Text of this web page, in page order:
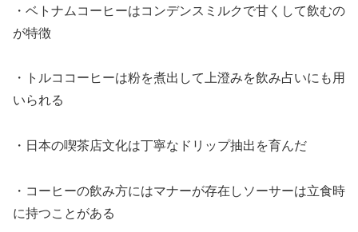
・ベトナムコーヒーはコンデンスミルクで甘くして飲むの
が特徴
・トルココーヒーは粉を煮出して上澄みを飲み占いにも用
いられる
・日本の喫茶店文化は丁寧なドリップ抽出を育んだ
・コーヒーの飲み方にはマナーが存在しソーサーは立食時
に持つことがある